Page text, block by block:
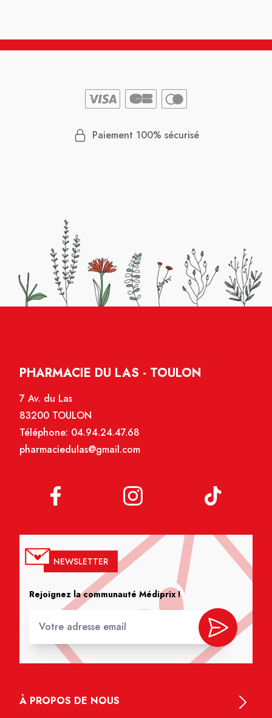
Paiement 100% sécurisé
PHARMACIE DU LAS - TOULON
7 Av. du Las
83200 TOULON
Téléphone: 04.94.24.47.68
pharmaciedulas@gmail.com
NEWSLETTER
Rejoignez la communauté Médiprix !
À PROPOS DE NOUS